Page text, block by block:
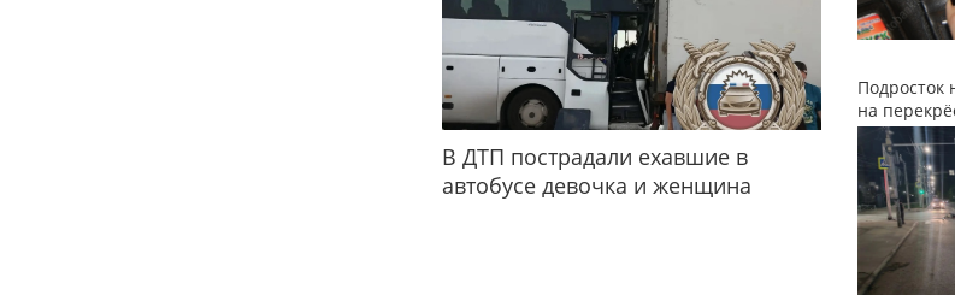
В ДТП пострадали ехавшие в
автобусе девочка и женщина
Подросток
на